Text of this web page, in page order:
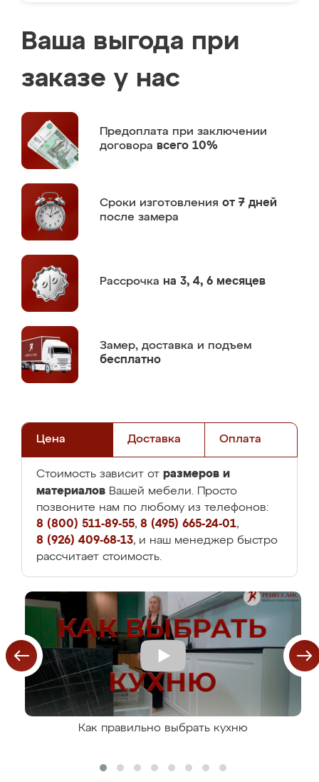
Ваша выгода при
заказе у нас
Предоплата при заключении
договора всего 10%
Сроки изготовления от 7 дней
после замера
Рассрочка на 3, 4, 6 месяцев
Замер, доставка и подъем
бесплатно
Цена Доставка Оплата
Стоимость зависит от размеров и
материалов Вашей мебели. Просто
позвоните нам по любому из телефонов:
8 (800) 511-89-55, 8 (495) 665-24-01,
8 (926) 409-68-13, и наш менеджер быстро
рассчитает стоимость.
Как правильно выбрать кухню